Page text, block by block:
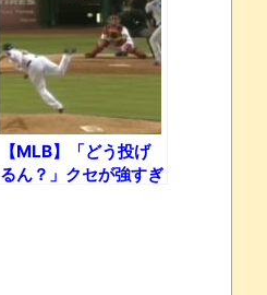
【MLB】「どう投げ
るん？」クセが強すぎ